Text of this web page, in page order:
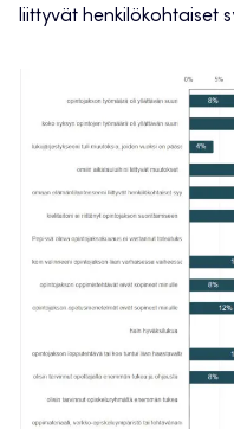
liittyvät henkilökohtaiset